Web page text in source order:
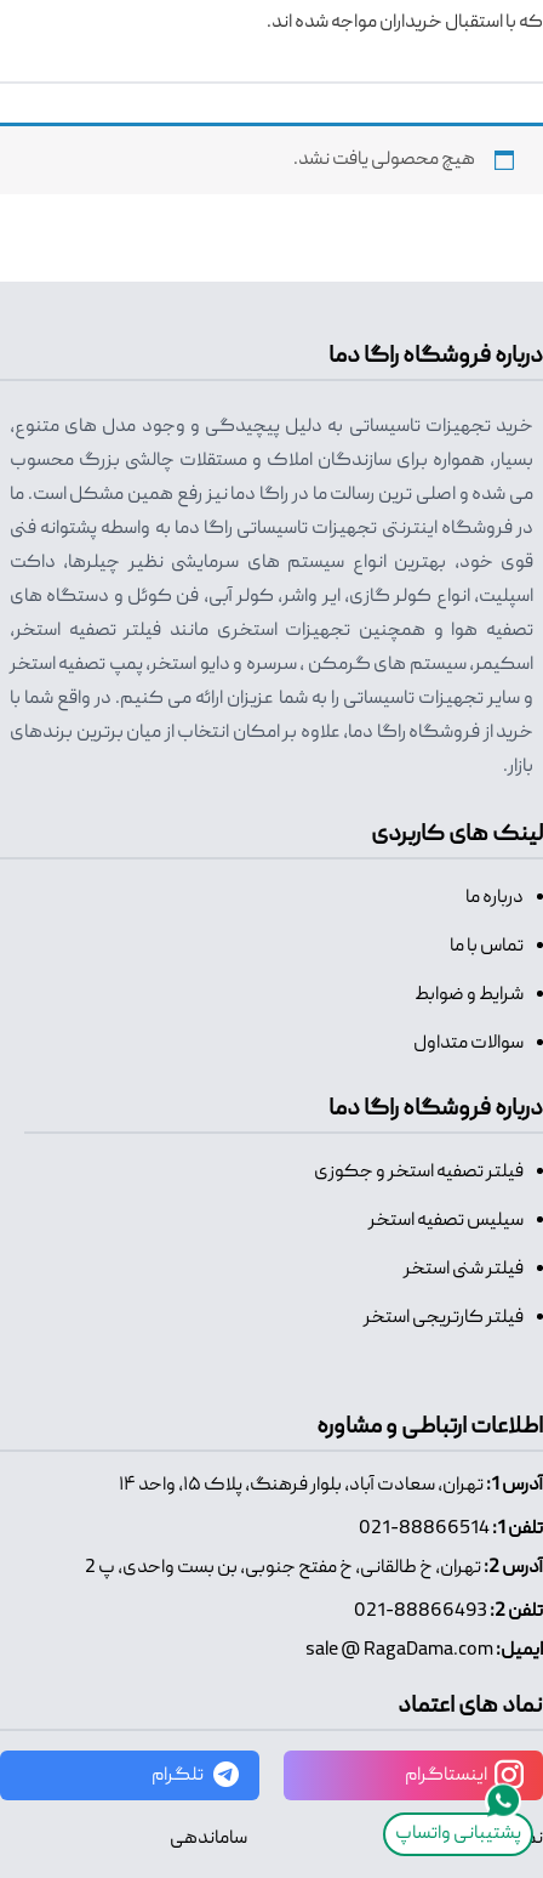
که با استقبال خریداران مواجه شده اند.
هیچ محصولی یافت نشد.
درباره فروشگاه راگا دما
خرید تجهیزات تاسیساتی به دلیل پیچیدگی و وجود مدل های متنوع،
بسیار، همواره برای سازندگان املاک و مستقلات چالشی بزرگ محسوب
می شده و اصلی ترین رسالت ما در راگا دما نیز رفع همین مشکل است. ما
در فروشگاه اینترنتی تجهیزات تاسیساتی راگا دما به واسطه پشتوانه فنی
قوی خود، بهترین انواع سیستم های سرمایشی نظیر چیلرها، داکت
اسپلیت، انواع کولر گازی، ایر واشر، کولر آبی، فن کوئل و دستگاه های
تصفیه هوا و همچنین تجهیزات استخری مانند فیلتر تصفیه استخر،
اسکیمر، سیستم های گرمکن ، سرسره و دایو استخر، پمپ تصفیه استخر
و سایر تجهیزات تاسیساتی را به شما عزیزان ارائه می کنیم. در واقع شما با
خرید از فروشگاه راگا دما، علاوه بر امکان انتخاب از میان برترین برندهای
بازار.
لینک های کاربردی
درباره ما
تماس با ما
شرایط و ضوابط
سوالات متداول
درباره فروشگاه راگا دما
فیلتر تصفیه استخر و جکوزی
سیلیس تصفیه استخر
فیلتر شنی استخر
فیلتر کارتریجی استخر
اطلاعات ارتباطی و مشاوره
آدرس 1:
تهران، سعادت آباد، بلوار فرهنگ، پلاک ۱۵، واحد ۱۴
تلفن 1:
88866514-021
آدرس 2:
تهران، خ طالقانی، خ مفتح جنوبی، بن بست واحدی، پ 2
تلفن 2:
88866493-021
ایمیل:
نماد های اعتماد
اینستاگرام تلگرام
نماد الکترونیک ساماندهی پشتیبانی واتساپ